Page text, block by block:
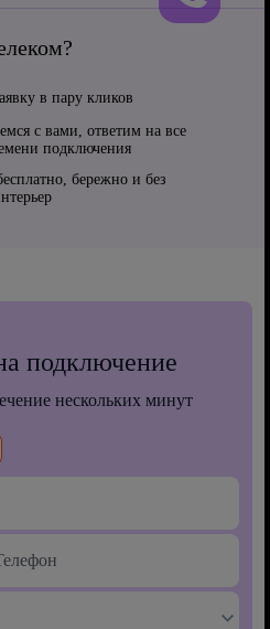
в пару кликов
с вами, ответим на все
подключения
бережно и без
подключение
нескольких минут